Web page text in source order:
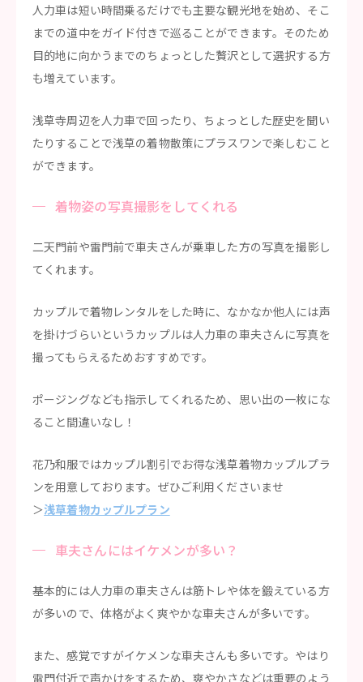
人力車は短い時間乗るだけでも主要な観光地を始め、そこ
までの道中をガイド付きで巡ることができます。そのため
目的地に向かうまでのちょっとした贅沢として選択する方
も増えています。
浅草寺周辺を人力車で回ったり、ちょっとした歴史を聞い
たりすることで浅草の着物散策にプラスワンで楽しむこと
ができます。
着物姿の写真撮影をしてくれる
二天門前や雷門前で車夫さんが乗車した方の写真を撮影し
てくれます。
カップルで着物レンタルをした時に、なかなか他人には声
を掛けづらいというカップルは人力車の車夫さんに写真を
撮ってもらえるためおすすめです。
ポージングなども指示してくれるため、思い出の一枚にな
ること間違いなし！
花乃和服ではカップル割引でお得な浅草着物カップルプラ
ンを用意しております。ぜひご利用くださいませ
＞浅草着物カップルプラン
車夫さんにはイケメンが多い？
基本的には人力車の車夫さんは筋トレや体を鍛えている方
が多いので、体格がよく爽やかな車夫さんが多いです。
また、感覚ですがイケメンな車夫さんも多いです。やはり
雷門付近で声かけをするため、爽やかさなどは重要のよう